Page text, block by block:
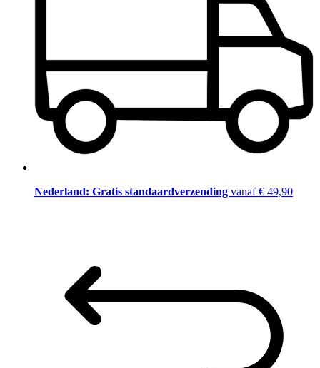
Nederland: Gratis standaardverzending vanaf € 49,90